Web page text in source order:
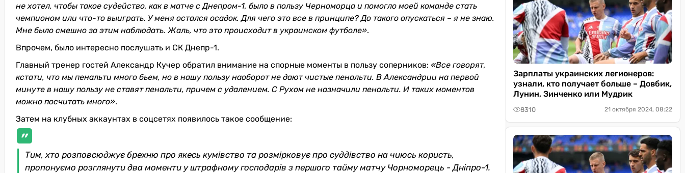
не хотел, чтобы такое судейство, как в матче с Днепром-1, было в пользу Черноморца и помогло моей команде стать
чемпионом или что-то выиграть. У меня остался осадок. Для чего это все в принципе? До такого опускаться – я не знаю.
Мне было смешно за этим наблюдать. Жаль, что это происходит в украинском футболе».
Впрочем, было интересно послушать и СК Днепр-1.
Главный тренер гостей Александр Кучер обратил внимание на спорные моменты в пользу соперников: «Все говорят,
кстати, что мы пенальти много бьем, но в нашу пользу наоборот не дают чистые пенальти. В Александрии на первой
минуте в нашу пользу не ставят пенальти, причем с удалением. С Рухом не назначили пенальти. И таких моментов
можно посчитать много».
Затем на клубных аккаунтах в соцсетях появилось такое сообщение:
Тим, хто розповсюджує брехню про якесь кумівство та розмірковує про суддівство на чиюсь користь,
пропонуємо розглянути два моменти у штрафному господарів з першого тайму матчу Чорноморець - Дніпро-1.
Зарплаты украинских легионеров:
узнали, кто получает больше – Довбик,
Лунин, Зинченко или Мудрик
8310 21 октября 2024, 08:22